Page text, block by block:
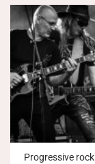
Progressive rock